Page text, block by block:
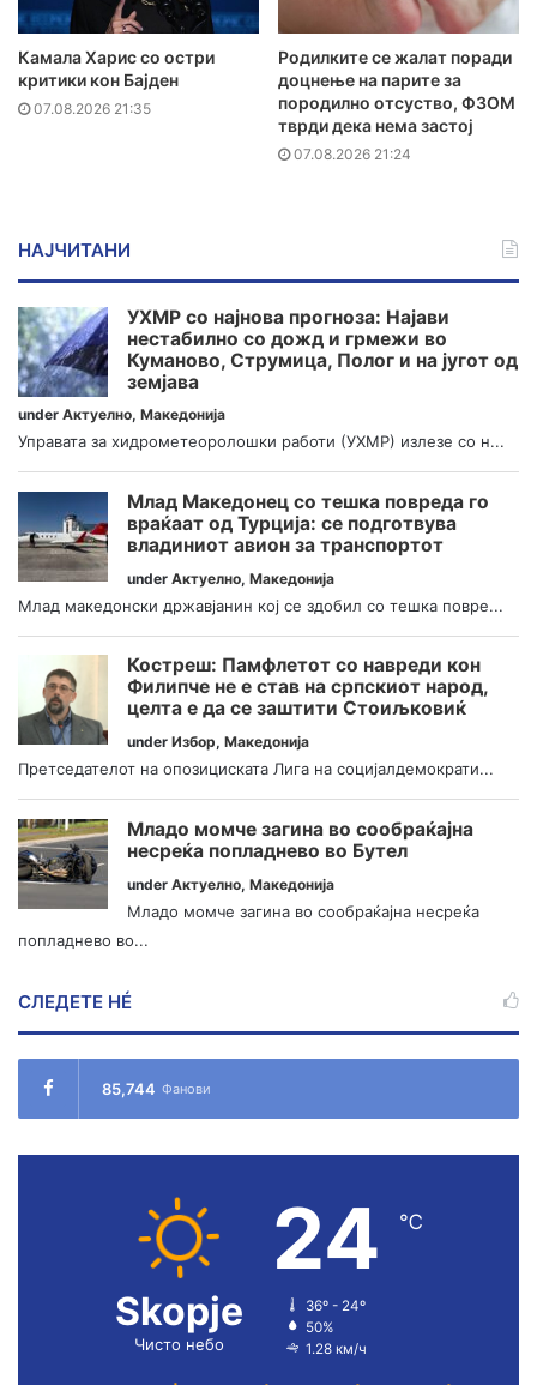
Камала Харис со остри
критики кон Бајден
07.08.2026 21:35
Родилките се жалат поради
доцнење на парите за
породилно отсуство, ФЗОМ
тврди дека нема застој
07.08.2026 21:24
НАЈЧИТАНИ
УХМР со најнова прогноза: Најави
нестабилно со дожд и грмежи во
Куманово, Струмица, Полог и на југот од
земјава
under Актуелно, Македонија
Управата за хидрометеоролошки работи (УХМР) излезе со н...
Млад Македонец со тешка повреда го
враќаат од Турција: се подготвува
владиниот авион за транспортот
under Актуелно, Македонија
Млад македонски државјанин кој се здобил со тешка повре...
Костреш: Памфлетот со навреди кон
Филипче не е став на српскиот народ,
целта е да се заштити Стоиљковиќ
under Избор, Македонија
Претседателот на опозициската Лига на социјалдемократи...
Младо момче загина во сообраќајна
несреќа попладнево во Бутел
under Актуелно, Македонија
Младо момче загина во сообраќајна несреќа
попладнево во...
СЛЕДЕТЕ НÉ
85,744 Фанови
Skopje
Чисто небо
24 ℃
36º - 24º
50%
1.28 км/ч